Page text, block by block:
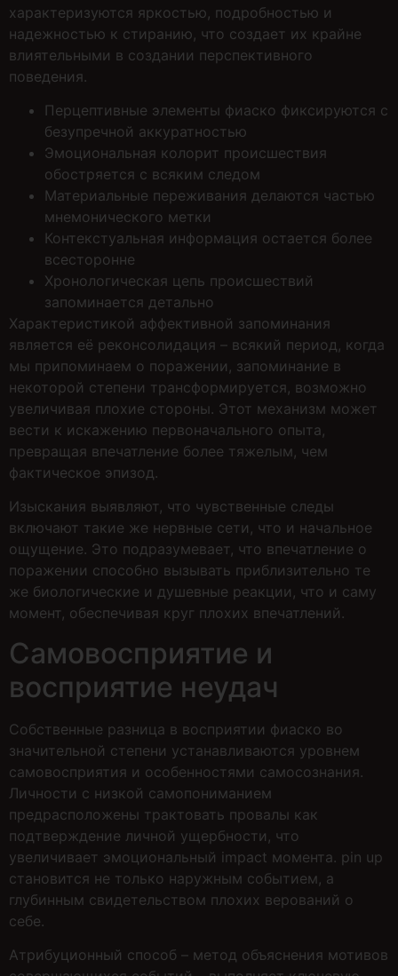
характеризуются яркостью, подробностью и
надежностью к стиранию, что создает их крайне
влиятельными в создании перспективного
поведения.
Перцептивные элементы фиаско фиксируются с
безупречной аккуратностью
Эмоциональная колорит происшествия
обостряется с всяким следом
Материальные переживания делаются частью
мнемонического метки
Контекстуальная информация остается более
всесторонне
Хронологическая цепь происшествий
запоминается детально
Характеристикой аффективной запоминания
является её реконсолидация – всякий период, когда
мы припоминаем о поражении, запоминание в
некоторой степени трансформируется, возможно
увеличивая плохие стороны. Этот механизм может
вести к искажению первоначального опыта,
превращая впечатление более тяжелым, чем
фактическое эпизод.
Изыскания выявляют, что чувственные следы
включают такие же нервные сети, что и начальное
ощущение. Это подразумевает, что впечатление о
поражении способно вызывать приблизительно те
же биологические и душевные реакции, что и саму
момент, обеспечивая круг плохих впечатлений.
Самовосприятие и
восприятие неудач
Собственные разница в восприятии фиаско во
значительной степени устанавливаются уровнем
самовосприятия и особенностями самосознания.
Личности с низкой самопониманием
предрасположены трактовать провалы как
подтверждение личной ущербности, что
увеличивает эмоциональный impact момента. pin up
становится не только наружным событием, а
глубинным свидетельством плохих верований о
себе.
Атрибуционный способ – метод объяснения мотивов